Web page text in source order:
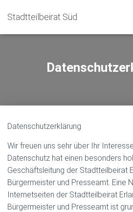
Stadtteilbeirat Süd
Datenschutzerklärung
Wir freuen uns sehr über Ihr
Datenschutz hat einen besonders
Geschäftsleitung der Stadtteilbeirat
Bürgermeister und Presseamt. Eine
Internetseiten der Stadtteilbeirat
Bürgermeister und Presseamt ist